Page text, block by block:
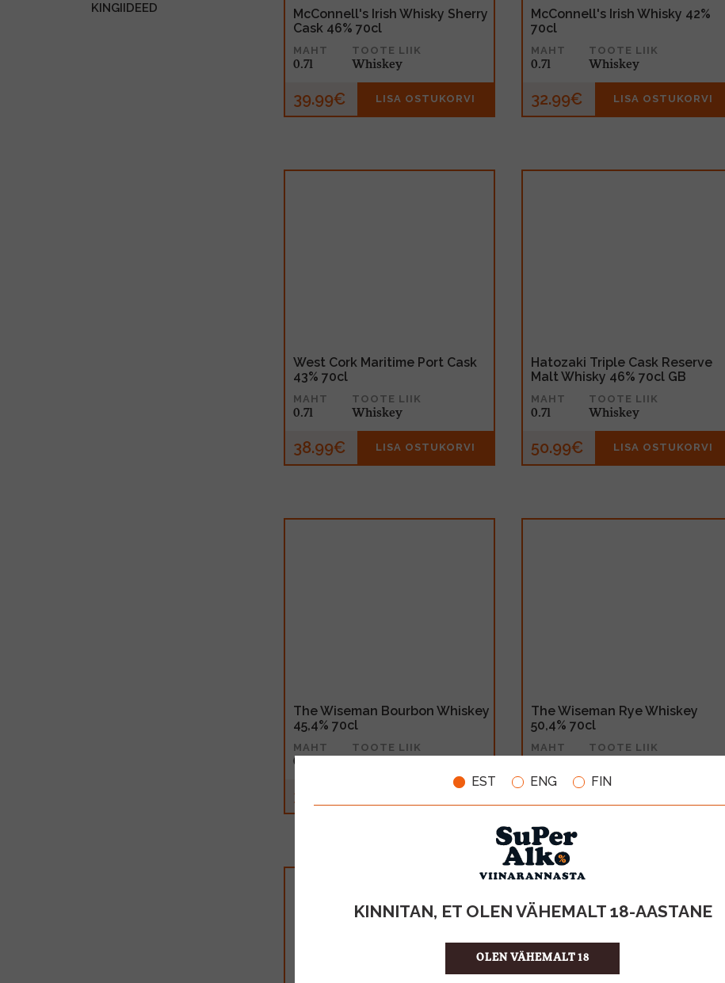
EST ENG FIN
KINNITAN, ET OLEN VÄHEMALT 18-AASTANE
OLEN VÄHEMALT 18
KINGIIDEED
McConnell's Irish Whisky Sherry
Cask 46% 70cl
MAHT
0.7l
TOOTE LIIK
Whiskey
39.99€ LISA OSTUKORVI
McConnell's Irish Whisky 42%
70cl
MAHT
0.7l
TOOTE LIIK
Whiskey
32.99€ LISA OSTUKORVI
West Cork Maritime Port Cask
43% 70cl
MAHT
0.7l
TOOTE LIIK
Whiskey
38.99€ LISA OSTUKORVI
Hatozaki Triple Cask Reserve
Malt Whisky 46% 70cl GB
MAHT
0.7l
TOOTE LIIK
Whiskey
50.99€ LISA OSTUKORVI
The Wiseman Bourbon Whiskey
45,4% 70cl
MAHT
0.7l
TOOTE LIIK
30.99€
The Wiseman Rye Whiskey
50,4% 70cl
MAHT
TOOTE LIIK